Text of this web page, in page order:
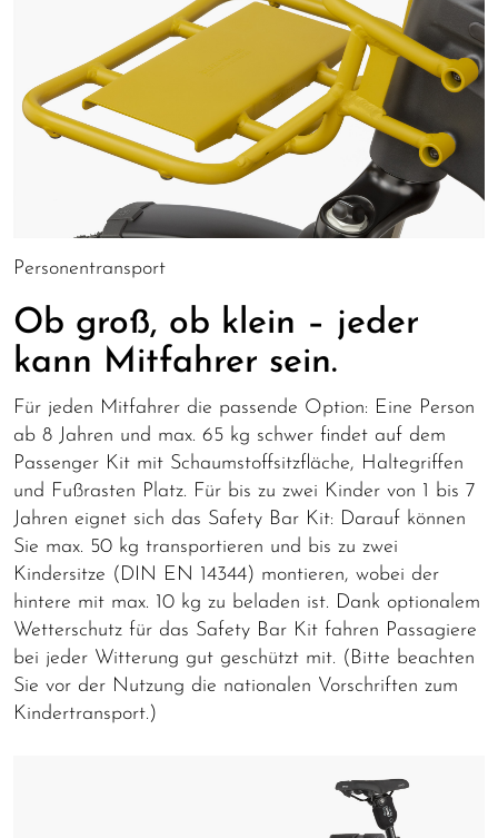
Personentransport
Ob groß, ob klein – jeder
kann Mitfahrer sein.
Für jeden Mitfahrer die passende Option: Eine Person
ab 8 Jahren und max. 65 kg schwer findet auf dem
Passenger Kit mit Schaumstoffsitzfläche, Haltegriffen
und Fußrasten Platz. Für bis zu zwei Kinder von 1 bis 7
Jahren eignet sich das Safety Bar Kit: Darauf können
Sie max. 50 kg transportieren und bis zu zwei
Kindersitze (DIN EN 14344) montieren, wobei der
hintere mit max. 10 kg zu beladen ist. Dank optionalem
Wetterschutz für das Safety Bar Kit fahren Passagiere
bei jeder Witterung gut geschützt mit. (Bitte beachten
Sie vor der Nutzung die nationalen Vorschriften zum
Kindertransport.)